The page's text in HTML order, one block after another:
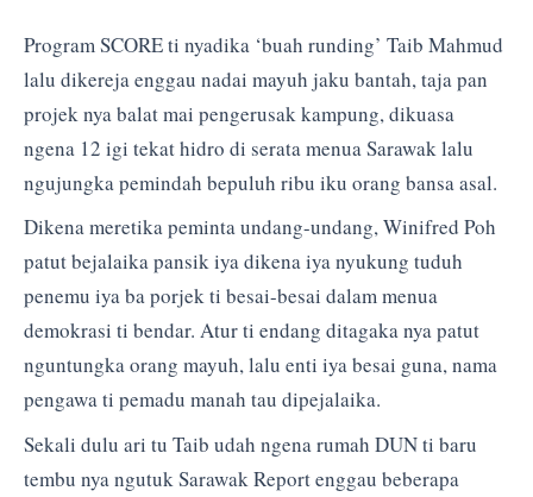
Program SCORE ti nyadika ‘buah runding’ Taib Mahmud
lalu dikereja enggau nadai mayuh jaku bantah, taja pan
projek nya balat mai pengerusak kampung, dikuasa
ngena 12 igi tekat hidro di serata menua Sarawak lalu
ngujungka pemindah bepuluh ribu iku orang bansa asal.
Dikena meretika peminta undang-undang, Winifred Poh
patut bejalaika pansik iya dikena iya nyukung tuduh
penemu iya ba porjek ti besai-besai dalam menua
demokrasi ti bendar. Atur ti endang ditagaka nya patut
nguntungka orang mayuh, lalu enti iya besai guna, nama
pengawa ti pemadu manah tau dipejalaika.
Sekali dulu ari tu Taib udah ngena rumah DUN ti baru
tembu nya ngutuk Sarawak Report enggau beberapa